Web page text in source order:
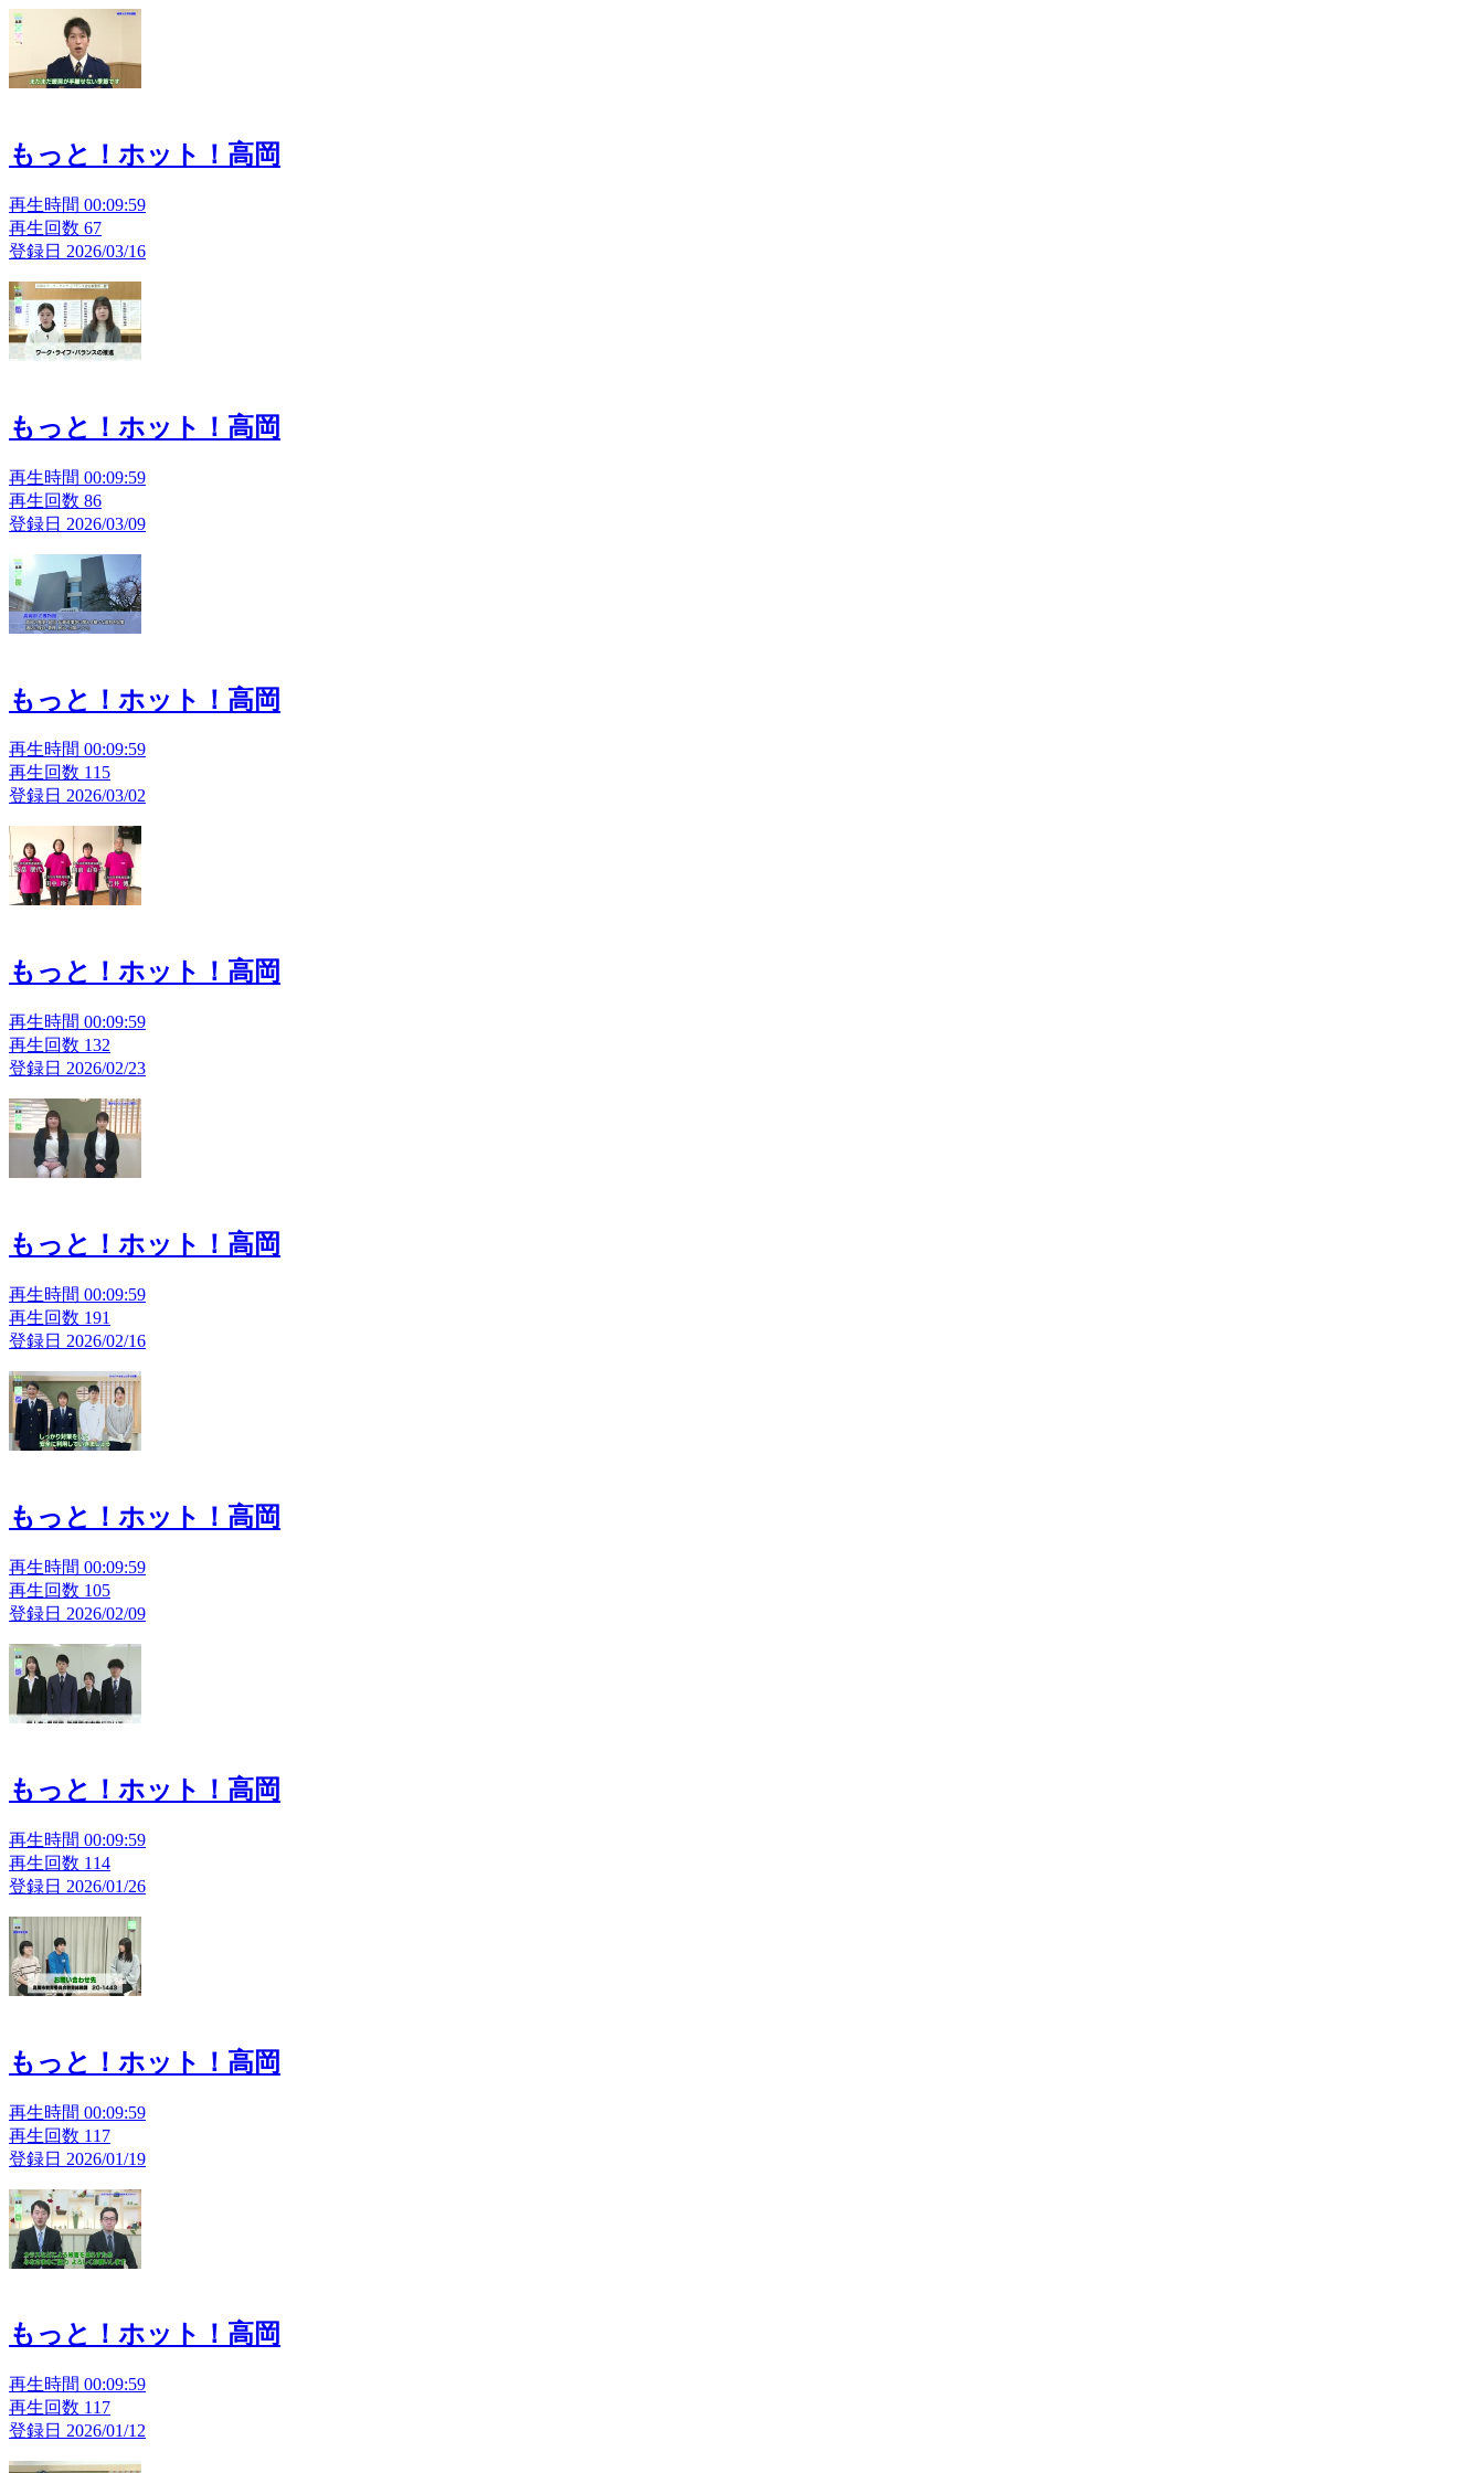
もっと！ホット！高岡
再生時間 00:09:59
再生回数 67
登録日 2026/03/16
もっと！ホット！高岡
再生時間 00:09:59
再生回数 86
登録日 2026/03/09
もっと！ホット！高岡
再生時間 00:09:59
再生回数 115
登録日 2026/03/02
もっと！ホット！高岡
再生時間 00:09:59
再生回数 132
登録日 2026/02/23
もっと！ホット！高岡
再生時間 00:09:59
再生回数 191
登録日 2026/02/16
もっと！ホット！高岡
再生時間 00:09:59
再生回数 105
登録日 2026/02/09
もっと！ホット！高岡
再生時間 00:09:59
再生回数 114
登録日 2026/01/26
もっと！ホット！高岡
再生時間 00:09:59
再生回数 117
登録日 2026/01/19
もっと！ホット！高岡
再生時間 00:09:59
再生回数 117
登録日 2026/01/12